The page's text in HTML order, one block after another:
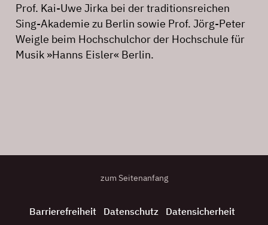
Prof. Kai-Uwe Jirka bei der traditionsreichen
Sing-Akademie zu Berlin sowie Prof. Jörg-Peter
Weigle beim Hochschulchor der Hochschule für
Musik »Hanns Eisler« Berlin.
zum Seitenanfang
Barrierefreiheit Datenschutz
Datensicherheit